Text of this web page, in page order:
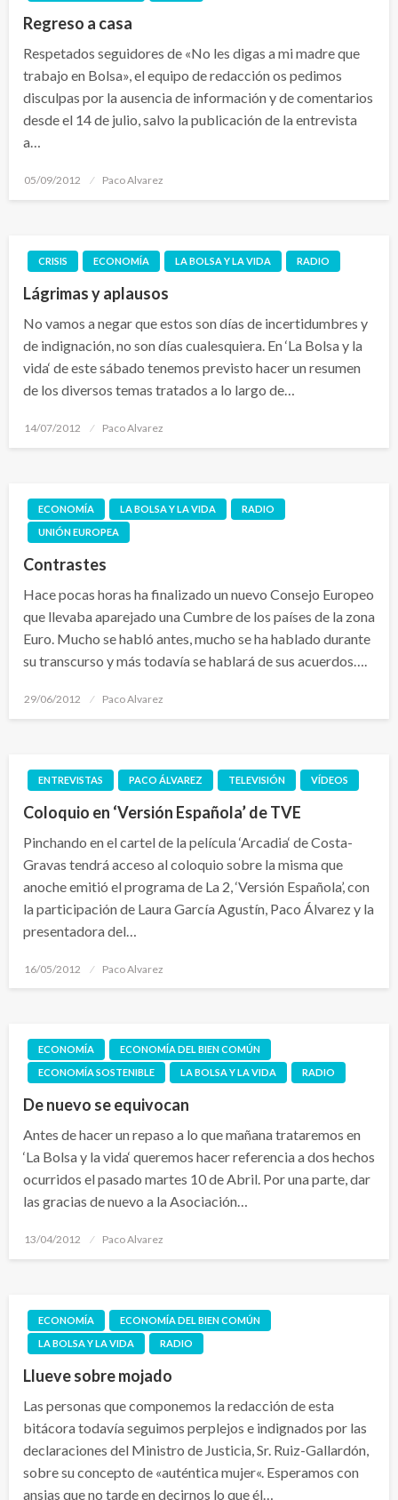
Regreso a casa
Respetados seguidores de «No les digas a mi madre que
trabajo en Bolsa», el equipo de redacción os pedimos
disculpas por la ausencia de información y de comentarios
desde el 14 de julio, salvo la publicación de la entrevista
a…
Publicado
05/09/2012 Paco Alvarez
CRISIS ECONOMÍA LA BOLSA Y LA VIDA RADIO
Lágrimas y aplausos
No vamos a negar que estos son días de incertidumbres y
de indignación, no son días cualesquiera. En ‘La Bolsa y la
vida‘ de este sábado tenemos previsto hacer un resumen
de los diversos temas tratados a lo largo de…
Publicado
14/07/2012 Paco Alvarez
ECONOMÍA LA BOLSA Y LA VIDA
RADIO
UNIÓN EUROPEA
Contrastes
Hace pocas horas ha finalizado un nuevo Consejo Europeo
que llevaba aparejado una Cumbre de los países de la zona
Euro. Mucho se habló antes, mucho se ha hablado durante
su transcurso y más todavía se hablará de sus acuerdos….
Publicado
29/06/2012 Paco Alvarez
ENTREVISTAS PACO ÁLVAREZ TELEVISIÓN VÍDEOS
Coloquio en ‘Versión Española’ de TVE
Pinchando en el cartel de la película ‘Arcadia‘ de Costa-
Gravas tendrá acceso al coloquio sobre la misma que
anoche emitió el programa de La 2, ‘Versión Española’, con
la participación de Laura García Agustín, Paco Álvarez y la
presentadora del…
Publicado
16/05/2012 Paco Alvarez
ECONOMÍA
ECONOMÍA DEL BIEN COMÚN
ECONOMÍA SOSTENIBLE
LA BOLSA Y LA VIDA RADIO
De nuevo se equivocan
Antes de hacer un repaso a lo que mañana trataremos en
‘La Bolsa y la vida‘ queremos hacer referencia a dos hechos
ocurridos el pasado martes 10 de Abril. Por una parte, dar
las gracias de nuevo a la Asociación…
Publicado
13/04/2012 Paco Alvarez
ECONOMÍA
ECONOMÍA DEL BIEN COMÚN
LA BOLSA Y LA VIDA
RADIO
Llueve sobre mojado
Las personas que componemos la redacción de esta
bitácora todavía seguimos perplejos e indignados por las
declaraciones del Ministro de Justicia, Sr. Ruiz-Gallardón,
sobre su concepto de «auténtica mujer«. Esperamos con
ansias que no tarde en decirnos lo que él…